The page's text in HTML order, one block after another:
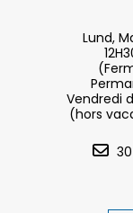
Lund,
Vendredi
(hors